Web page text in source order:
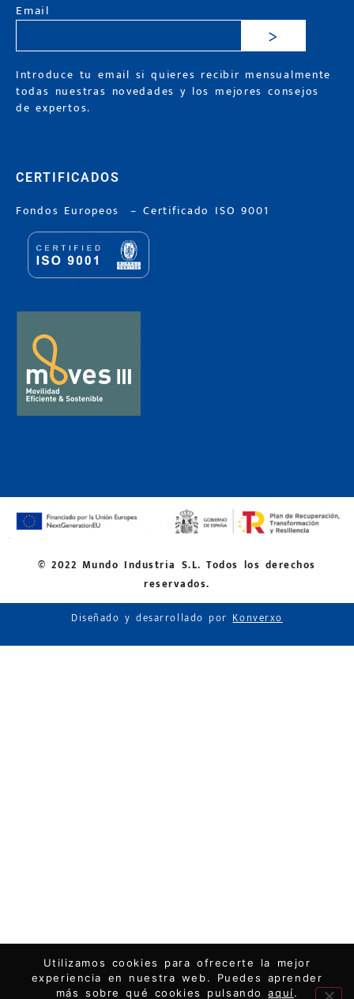
Email
>
Introduce tu email si quieres recibir mensualmente
todas nuestras novedades y los mejores consejos
de expertos.
CERTIFICADOS
Fondos Europeos –Certificado ISO 9001
© 2022 Mundo Industria S.L. Todos los derechos
reservados.
Diseñado y desarrollado porKonverxo
Utilizamos cookies para ofrecerte la mejor
experiencia en nuestra web. Puedes aprender
más sobre qué cookies pulsandoaquí.